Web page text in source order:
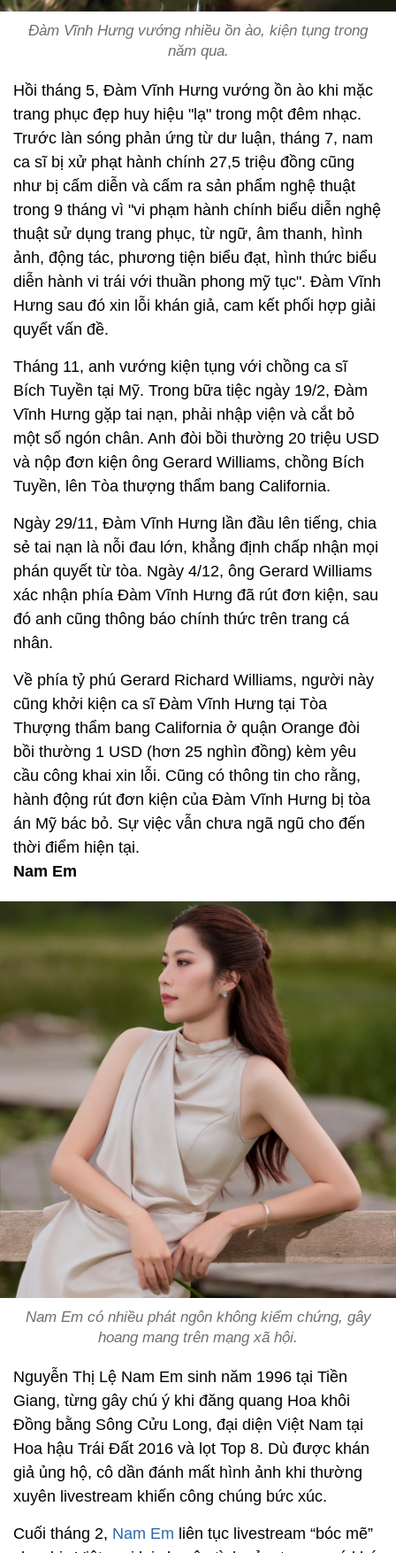
Đàm Vĩnh Hưng vướng nhiều ồn ào, kiện tụng trong
năm qua.
Hồi tháng 5, Đàm Vĩnh Hưng vướng ồn ào khi mặc
trang phục đẹp huy hiệu "lạ" trong một đêm nhạc.
Trước làn sóng phản ứng từ dư luận, tháng 7, nam
ca sĩ bị xử phạt hành chính 27,5 triệu đồng cũng
như bị cấm diễn và cấm ra sản phẩm nghệ thuật
trong 9 tháng vì "vi phạm hành chính biểu diễn nghệ
thuật sử dụng trang phục, từ ngữ, âm thanh, hình
ảnh, động tác, phương tiện biểu đạt, hình thức biểu
diễn hành vi trái với thuần phong mỹ tục". Đàm Vĩnh
Hưng sau đó xin lỗi khán giả, cam kết phối hợp giải
quyết vấn đề.
Tháng 11, anh vướng kiện tụng với chồng ca sĩ
Bích Tuyền tại Mỹ. Trong bữa tiệc ngày 19/2, Đàm
Vĩnh Hưng gặp tai nạn, phải nhập viện và cắt bỏ
một số ngón chân. Anh đòi bồi thường 20 triệu USD
và nộp đơn kiện ông Gerard Williams, chồng Bích
Tuyền, lên Tòa thượng thẩm bang California.
Ngày 29/11, Đàm Vĩnh Hưng lần đầu lên tiếng, chia
sẻ tai nạn là nỗi đau lớn, khẳng định chấp nhận mọi
phán quyết từ tòa. Ngày 4/12, ông Gerard Williams
xác nhận phía Đàm Vĩnh Hưng đã rút đơn kiện, sau
đó anh cũng thông báo chính thức trên trang cá
nhân.
Về phía tỷ phú Gerard Richard Williams, người này
cũng khởi kiện ca sĩ Đàm Vĩnh Hưng tại Tòa
Thượng thẩm bang California ở quận Orange đòi
bồi thường 1 USD (hơn 25 nghìn đồng) kèm yêu
cầu công khai xin lỗi. Cũng có thông tin cho rằng,
hành động rút đơn kiện của Đàm Vĩnh Hưng bị tòa
án Mỹ bác bỏ. Sự việc vẫn chưa ngã ngũ cho đến
thời điểm hiện tại.
Nam Em
Nam Em có nhiều phát ngôn không kiểm chứng, gây
hoang mang trên mạng xã hội.
Nguyễn Thị Lệ Nam Em sinh năm 1996 tại Tiền
Giang, từng gây chú ý khi đăng quang Hoa khôi
Đồng bằng Sông Cửu Long, đại diện Việt Nam tại
Hoa hậu Trái Đất 2016 và lọt Top 8. Dù được khán
giả ủng hộ, cô dần đánh mất hình ảnh khi thường
xuyên livestream khiến công chúng bức xúc.
Cuối tháng 2, Nam Em liên tục livestream “bóc mẽ”